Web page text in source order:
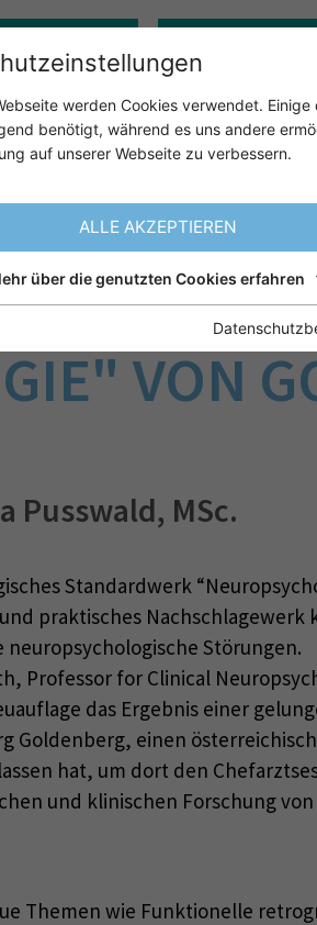
VON
Pusswald, MSc.
Standardwerk
praktisches
Störungen.
Professor for Clinical
das Ergebnis einer
Goldenberg, einen
hat, um dort den
und klinischen Forschung
Themen wie Funktionelle
werden Cookies verwendet. Einige
benötigt, während es uns andere
auf unserer Webseite zu verbessern.
ALLE AKZEPTIEREN
über die genutzten Cookies erfahren
Klinisch-
ÜBER UNS